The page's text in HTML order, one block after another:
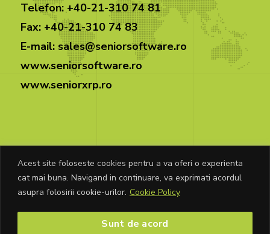
Acest site foloseste cookies pentru a va oferi o experienta
cat mai buna. Navigand in continuare, va exprimati acordul
asupra folosirii cookie-urilor. Cookie Policy
Sunt de acord
Telefon: +40-21-310 74 81
Fax: +40-21-310 74 83
E-mail: sales@seniorsoftware.ro
www.seniorsoftware.ro
www.seniorxrp.ro
© Copyright Senior Software 2026. Toate
drepturile rezervate.